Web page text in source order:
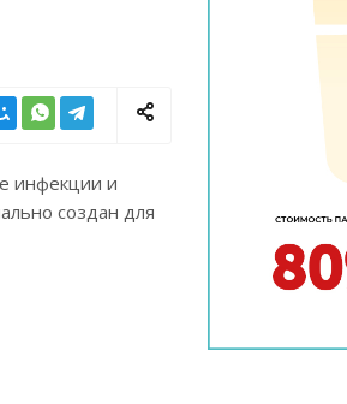
инфекции и
создан для